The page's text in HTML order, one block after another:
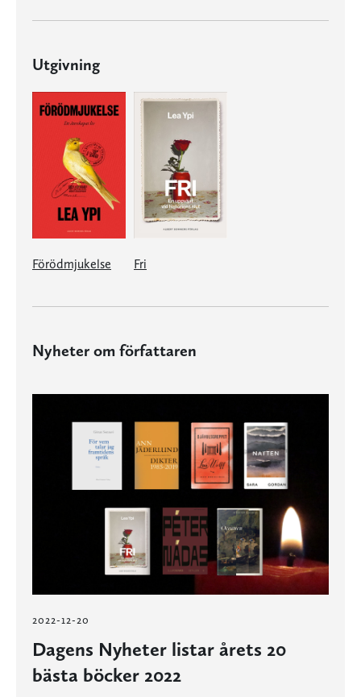
Utgivning
Förödmjukelse Fri
Nyheter om författaren
2022-12-20
Dagens Nyheter listar årets 20
bästa böcker 2022